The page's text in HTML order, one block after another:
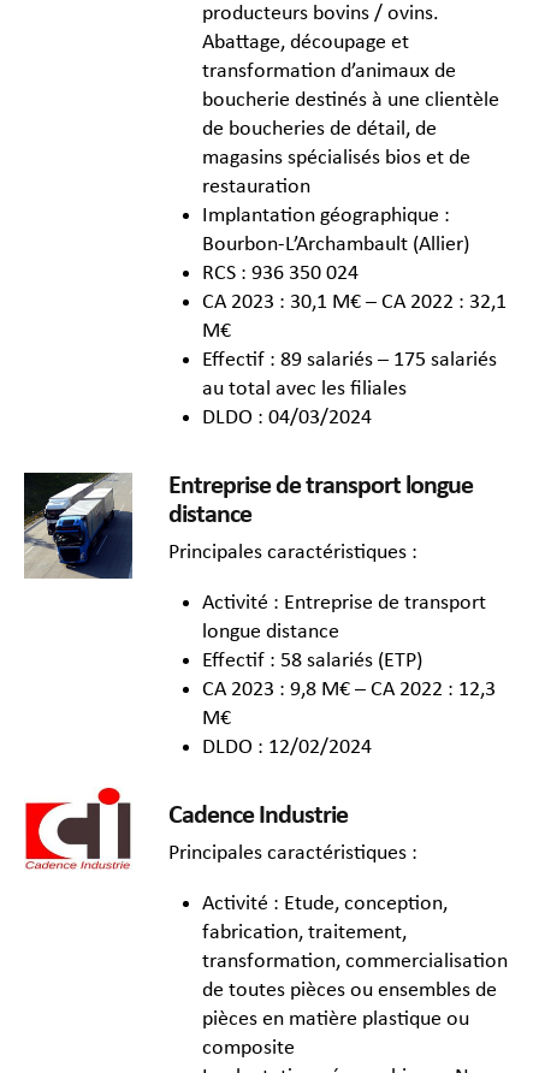
producteurs bovins / ovins.
Abattage, découpage et
transformation d’animaux de
boucherie destinés à une clientèle
de boucheries de détail, de
magasins spécialisés bios et de
restauration
Implantation géographique :
Bourbon-L’Archambault (Allier)
RCS : 936 350 024
CA 2023 : 30,1 M€ – CA 2022 : 32,1
M€
Effectif : 89 salariés – 175 salariés
au total avec les filiales
DLDO : 04/03/2024
Entreprise de transport longue
distance
Principales caractéristiques :
Activité : Entreprise de transport
longue distance
Effectif : 58 salariés (ETP)
CA 2023 : 9,8 M€ – CA 2022 : 12,3
M€
DLDO : 12/02/2024
Cadence Industrie
Principales caractéristiques :
Activité : Etude, conception,
fabrication, traitement,
transformation, commercialisation
de toutes pièces ou ensembles de
pièces en matière plastique ou
composite